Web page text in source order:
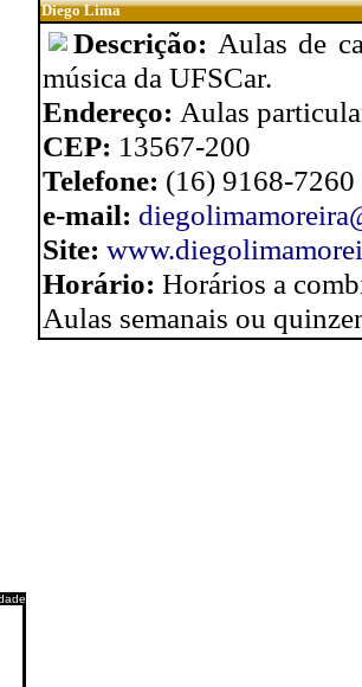
Diego Lima
Descrição: Aulas de
música da UFSCar.
Endereço: Aulas
CEP: 13567-200
Telefone: (16) 9168-7260
e-mail:
Site:
Horário: Horários a
Aulas semanais ou